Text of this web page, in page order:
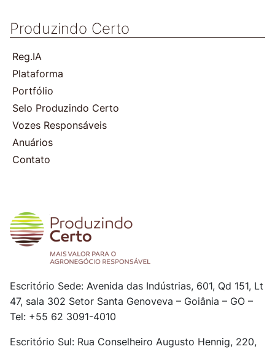
Produzindo Certo
Reg.IA
Plataforma
Portfólio
Selo Produzindo Certo
Vozes Responsáveis
Anuários
Contato
Escritório Sede: Avenida das Indústrias, 601, Qd 151, Lt
47, sala 302 Setor Santa Genoveva – Goiânia – GO –
Tel: +55 62 3091-4010
Escritório Sul: Rua Conselheiro Augusto Hennig, 220,